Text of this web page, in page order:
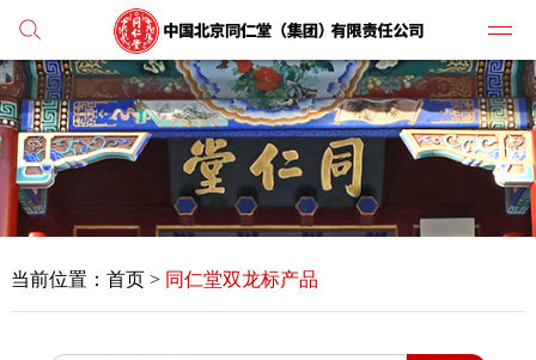
党建
人才
当前位置： 首页> 同仁堂双龙标产品